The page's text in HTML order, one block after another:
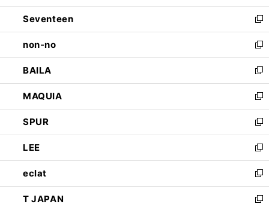
開
く
ウ
で
開
く
ン
ド
ウ
で
開
く
Seventeen
新
し
い
ウ
ィ
ン
ド
ウ
で
開
く
non-no
新
し
い
ウ
ィ
ン
ド
ウ
で
開
く
BAILA
新
し
い
ウ
ィ
ン
ド
ウ
で
開
く
MAQUIA
新
し
い
ウ
ィ
ン
ド
ウ
で
SPUR
新
し
い
ウ
ィ
ン
ド
LEE
新
し
い
ウ
ィ
eclat
新
し
い
T JAPAN
新